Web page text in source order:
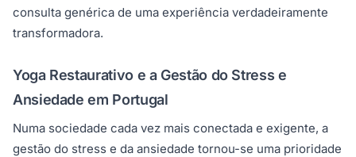
consulta genérica de uma experiência verdadeiramente
transformadora.
Yoga Restaurativo e a Gestão do Stress e
Ansiedade em Portugal
Numa sociedade cada vez mais conectada e exigente, a
gestão do stress e da ansiedade tornou-se uma prioridade